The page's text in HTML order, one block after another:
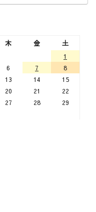
木 金
土
1
6 7
8
13 14
15
20 21
22
27 28
29